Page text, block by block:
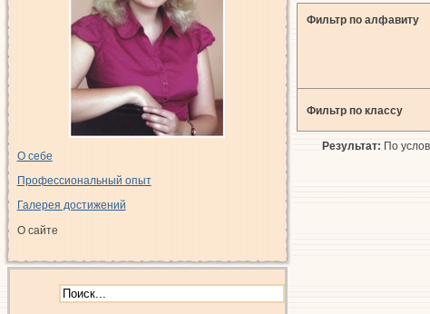
О себе
Профессиональный опыт
Галерея достижений
О сайте
Фильтр по алфавиту
Фильтр по классу
Результат: По